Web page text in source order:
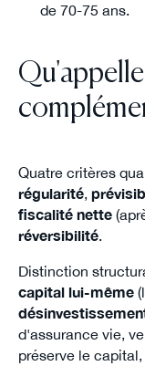
de 70-75 ans.
Quatre critères
régularité,
fiscalité nette
réversibilité.
Distinction
capital lui-même
d'assurance vie,
préserve le